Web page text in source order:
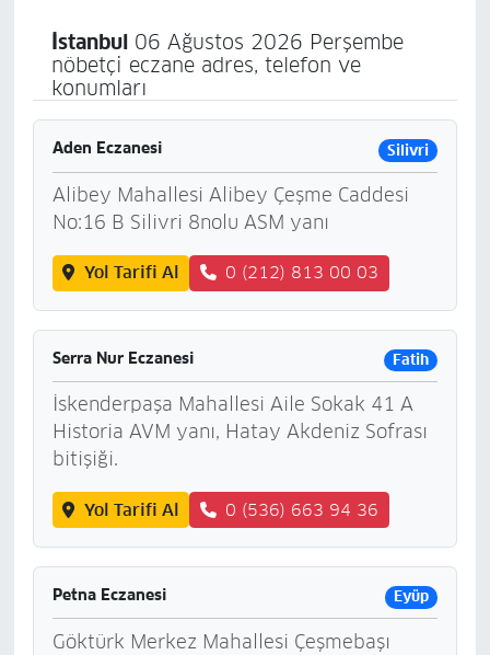
İstanbul06 Ağustos 2026 Perşembe
nöbetçi eczane adres, telefon ve
konumları
Aden Eczanesi Silivri
Alibey Mahallesi Alibey Çeşme Caddesi
No:16 B Silivri 8nolu ASM yanı
Yol Tarifi Al 0 (212) 813 00 03
Serra Nur Eczanesi Fatih
İskenderpaşa Mahallesi Aile Sokak 41 A
Historia AVM yanı, Hatay Akdeniz Sofrası
bitişiği.
Yol Tarifi Al 0 (536) 663 94 36
Petna Eczanesi Eyüp
Göktürk Merkez Mahallesi Çeşmebaşı